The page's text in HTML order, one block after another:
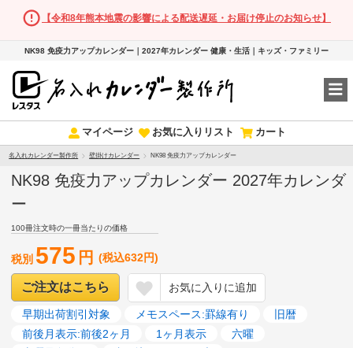
【令和8年熊本地震の影響による配送遅延・お届け停止のお知らせ】
NK98 免疫力アップカレンダー｜2027年カレンダー 健康・生活｜キッズ・ファミリー
マイページ お気に入りリスト カート
名入れカレンダー製作所 壁掛けカレンダー NK98 免疫力アップカレンダー
NK98 免疫力アップカレンダー 2027年カレンダ
ー
100冊注文時の一冊当たりの価格
税別 575 円 (税込632円)
ご注文はこちら お気に入りに追加
早期出荷割引対象 メモスペース:罫線有り
旧暦
前後月表示:前後2ヶ月
1ヶ月表示
六曜